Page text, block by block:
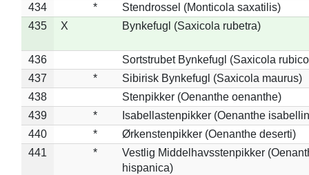
434 *
Stendrossel (Monticola saxatilis)
435
X Bynkefugl (Saxicola rubetra)
436
Sortstrubet Bynkefugl (Saxicola
437
*
Sibirisk Bynkefugl (Saxicola maurus)
438
Stenpikker (Oenanthe oenanthe)
439
*
Isabellastenpikker (Oenanthe
440
*
Ørkenstenpikker (Oenanthe deserti)
441
*
Vestlig Middelhavsstenpikker
hispanica)